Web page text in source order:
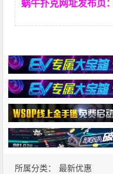
蜗牛扑克网址发布页
所属分类： 最新优惠